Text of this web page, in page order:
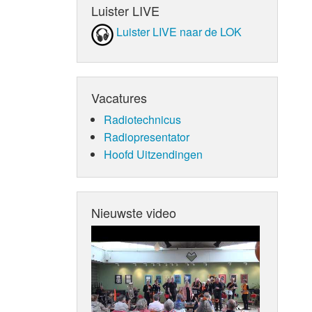
Luister LIVE
Luister LIVE naar de LOK
Vacatures
Radiotechnicus
Radiopresentator
Hoofd Uitzendingen
Nieuwste video